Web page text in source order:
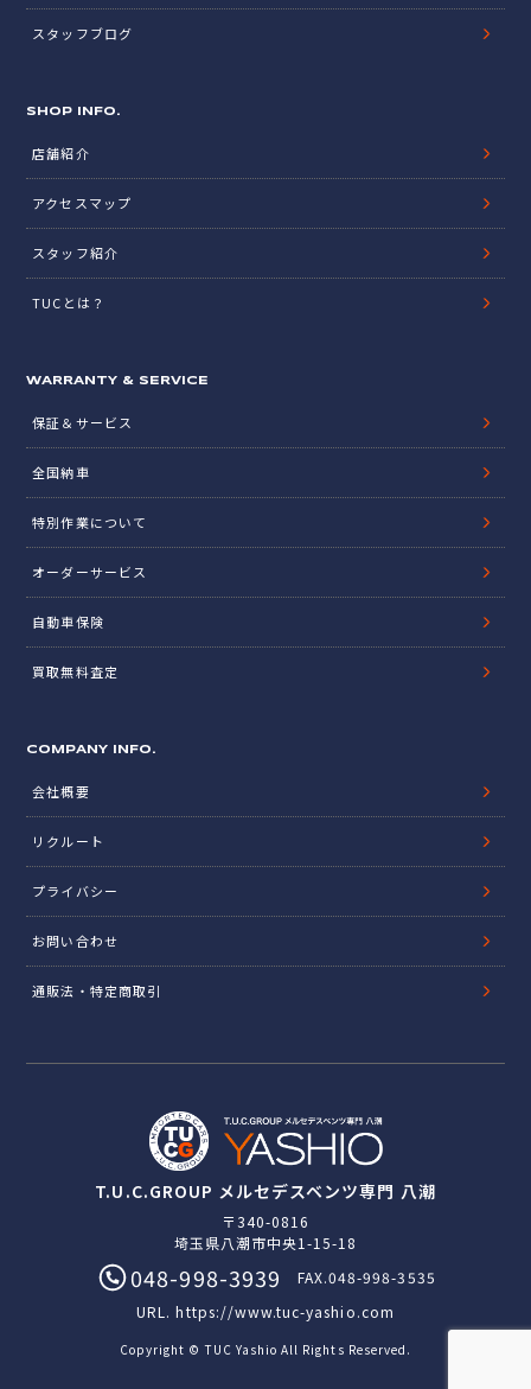
スタッフブログ
SHOP INFO.
店舗紹介
アクセスマップ
スタッフ紹介
TUCとは？
WARRANTY & SERVICE
保証＆サービス
全国納車
特別作業について
オーダーサービス
自動車保険
買取無料査定
COMPANY INFO.
会社概要
リクルート
プライバシー
お問い合わせ
通販法・特定商取引
T.U.C.GROUP メルセデスベンツ専門 八潮
〒340-0816
埼玉県八潮市中央1-15-18
048-998-3939
FAX.048-998-3535
URL.https://www.tuc-yashio.com
Copyright © TUC Yashio All Rights Reserved.